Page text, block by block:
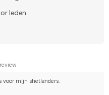
leden
voor mijn shetlanders.